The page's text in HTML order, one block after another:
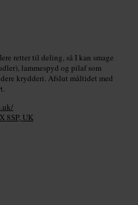
retter til deling, så I kan smage
lammespyd og pilaf som
krydderi. Afslut måltidet med
8SP, UK